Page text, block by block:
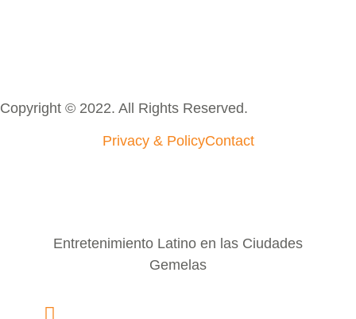
Copyright © 2022. All Rights Reserved.
Privacy & PolicyContact
Entretenimiento Latino en las Ciudades
Gemelas